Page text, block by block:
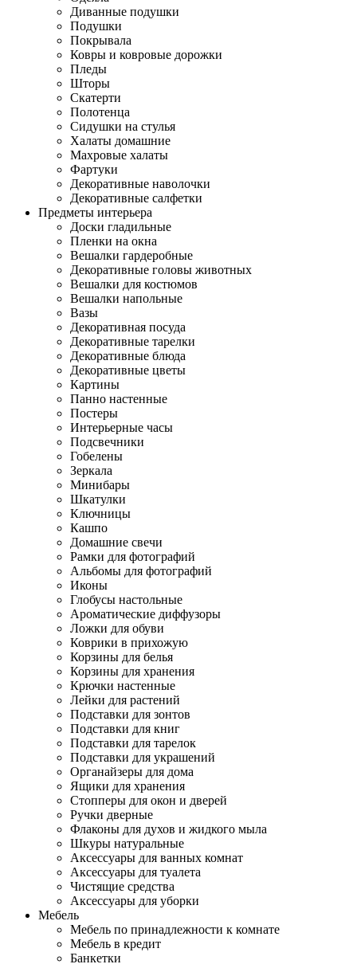
Диванные подушки
Подушки
Покрывала
Ковры и ковровые дорожки
Пледы
Шторы
Скатерти
Полотенца
Сидушки на стулья
Халаты домашние
Махровые халаты
Фартуки
Декоративные наволочки
Декоративные салфетки
Предметы интерьера
Доски гладильные
Пленки на окна
Вешалки гардеробные
Декоративные головы животных
Вешалки для костюмов
Вешалки напольные
Вазы
Декоративная посуда
Декоративные тарелки
Декоративные блюда
Декоративные цветы
Картины
Панно настенные
Постеры
Интерьерные часы
Подсвечники
Гобелены
Зеркала
Минибары
Шкатулки
Ключницы
Кашпо
Домашние свечи
Рамки для фотографий
Альбомы для фотографий
Иконы
Глобусы настольные
Ароматические диффузоры
Ложки для обуви
Коврики в прихожую
Корзины для белья
Корзины для хранения
Крючки настенные
Лейки для растений
Подставки для зонтов
Подставки для книг
Подставки для тарелок
Подставки для украшений
Органайзеры для дома
Ящики для хранения
Стопперы для окон и дверей
Ручки дверные
Флаконы для духов и жидкого мыла
Шкуры натуральные
Аксессуары для ванных комнат
Аксессуары для туалета
Чистящие средства
Аксессуары для уборки
Мебель
Мебель по принадлежности к комнате
Мебель в кредит
Банкетки